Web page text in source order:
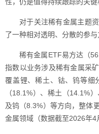
对于关注稀有金属主题
了一种相对透明、分散的参与
稀有金属ETF易方达（
指数以业务涉及稀有金属采
覆盖锂、稀土、钴、钨等细
（18.1%）、稀土（14.1%
及钨（8.3%）等方向，整体
金属领域（数据截至2026年4